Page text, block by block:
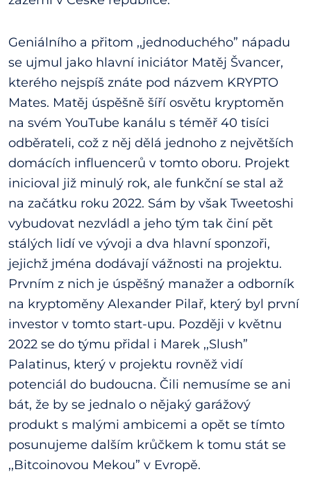
Geniálního a přitom ,,jednoduchého” nápadu
se ujmul jako hlavní iniciátor Matěj Švancer,
kterého nejspíš znáte pod názvem KRYPTO
Mates. Matěj úspěšně šíří osvětu kryptoměn
na svém YouTube kanálu s téměř 40 tisíci
odběrateli, což z něj dělá jednoho z největších
domácích influencerů v tomto oboru. Projekt
inicioval již minulý rok, ale funkční se stal až
na začátku roku 2022. Sám by však Tweetoshi
vybudovat nezvládl a jeho tým tak činí pět
stálých lidí ve vývoji a dva hlavní sponzoři,
jejichž jména dodávají vážnosti na projektu.
Prvním z nich je úspěšný manažer a odborník
na kryptoměny Alexander Pilař, který byl první
investor v tomto start-upu. Později v květnu
2022 se do týmu přidal i Marek ,,Slush”
Palatinus, který v projektu rovněž vidí
potenciál do budoucna. Čili nemusíme se ani
bát, že by se jednalo o nějaký garážový
produkt s malými ambicemi a opět se tímto
posunujeme dalším krůčkem k tomu stát se
,,Bitcoinovou Mekou” v Evropě.